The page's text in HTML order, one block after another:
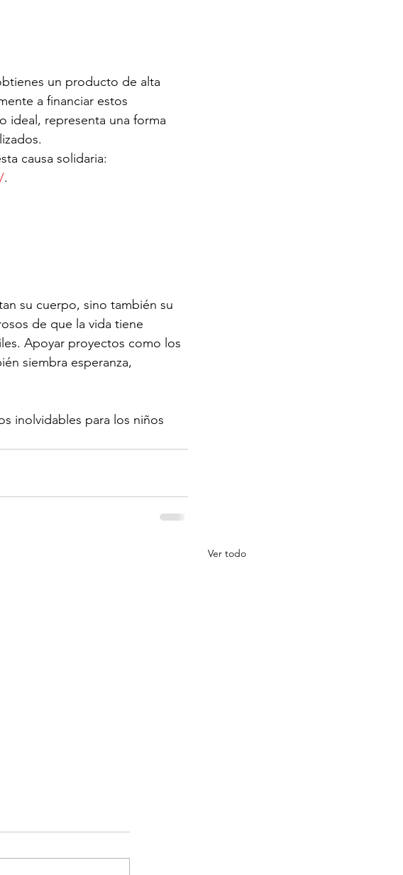
un producto de alta
a financiar estos
ideal, representa una forma
causa solidaria:
.
su cuerpo, sino también su
de que la vida tiene
Apoyar proyectos como los
siembra esperanza,
inolvidables para los niños
Ver todo